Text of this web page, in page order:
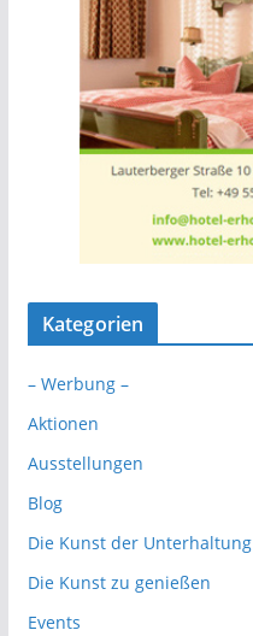
Kategorien
– Werbung –
Aktionen
Ausstellungen
Blog
Die Kunst der Unterhaltung
Die Kunst zu genießen
Events